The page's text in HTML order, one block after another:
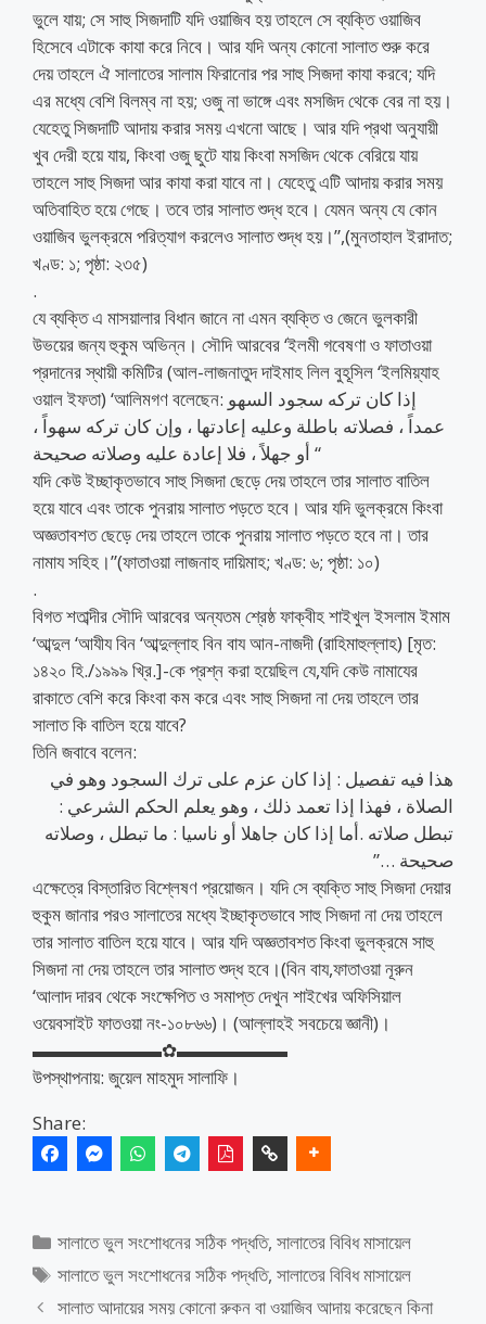
ভুলে যায়; সে সাহু সিজদাটি যদি ওয়াজিব হয় তাহলে সে ব্যক্তি ওয়াজিব
হিসেবে এটাকে কাযা করে নিবে। আর যদি অন্য কোনো সালাত শুরু করে
দেয় তাহলে ঐ সালাতের সালাম ফিরানোর পর সাহু সিজদা কাযা করবে; যদি
এর মধ্যে বেশি বিলম্ব না হয়; ওজু না ভাঙ্গে এবং মসজিদ থেকে বের না হয়।
যেহেতু সিজদাটি আদায় করার সময় এখনো আছে। আর যদি প্রথা অনুযায়ী
খুব দেরী হয়ে যায়, কিংবা ওজু ছুটে যায় কিংবা মসজিদ থেকে বেরিয়ে যায়
তাহলে সাহু সিজদা আর কাযা করা যাবে না। যেহেতু এটি আদায় করার সময়
অতিবাহিত হয়ে গেছে। তবে তার সালাত শুদ্ধ হবে। যেমন অন্য যে কোন
ওয়াজিব ভুলক্রমে পরিত্যাগ করলেও সালাত শুদ্ধ হয়।”,(মুনতাহাল ইরাদাত;
খণ্ড: ১; পৃষ্ঠা: ২৩৫)
.
যে ব্যক্তি এ মাসয়ালার বিধান জানে না এমন ব্যক্তি ও জেনে ভুলকারী
উভয়ের জন্য হুকুম অভিন্ন। সৌদি আরবের ‘ইলমী গবেষণা ও ফাতাওয়া
প্রদানের স্থায়ী কমিটির (আল-লাজনাতুদ দাইমাহ লিল বুহূসিল ‘ইলমিয়্যাহ
ওয়াল ইফতা) ‘আলিমগণ বলেছেন: إذا كان تركه سجود السهو
عمداً ، فصلاته باطلة وعليه إعادتها ، وإن كان تركه سهواً ،
أو جهلاً ، فلا إعادة عليه وصلاته صحيحة “
যদি কেউ ইচ্ছাকৃতভাবে সাহু সিজদা ছেড়ে দেয় তাহলে তার সালাত বাতিল
হয়ে যাবে এবং তাকে পুনরায় সালাত পড়তে হবে। আর যদি ভুলক্রমে কিংবা
অজ্ঞতাবশত ছেড়ে দেয় তাহলে তাকে পুনরায় সালাত পড়তে হবে না। তার
নামায সহিহ।”(ফাতাওয়া লাজনাহ দায়িমাহ; খণ্ড: ৬; পৃষ্ঠা: ১০)
.
বিগত শতাব্দীর সৌদি আরবের অন্যতম শ্রেষ্ঠ ফাক্বীহ শাইখুল ইসলাম ইমাম
‘আব্দুল ‘আযীয বিন ‘আব্দুল্লাহ বিন বায আন-নাজদী (রাহিমাহুল্লাহ) [মৃত:
১৪২০ হি./১৯৯৯ খ্রি.]-কে প্রশ্ন করা হয়েছিল যে,যদি কেউ নামাযের
রাকাতে বেশি করে কিংবা কম করে এবং সাহু সিজদা না দেয় তাহলে তার
সালাত কি বাতিল হয়ে যাবে?
তিনি জবাবে বলেন:
هذا فيه تفصيل : إذا كان عزم على ترك السجود وهو في
الصلاة ، فهذا إذا تعمد ذلك ، وهو يعلم الحكم الشرعي :
تبطل صلاته .أما إذا كان جاهلا أو ناسيا : ما تبطل ، وصلاته
صحيحة …”
এক্ষেত্রে বিস্তারিত বিশ্লেষণ প্রয়োজন। যদি সে ব্যক্তি সাহু সিজদা দেয়ার
হুকুম জানার পরও সালাতের মধ্যে ইচ্ছাকৃতভাবে সাহু সিজদা না দেয় তাহলে
তার সালাত বাতিল হয়ে যাবে। আর যদি অজ্ঞতাবশত কিংবা ভুলক্রমে সাহু
সিজদা না দেয় তাহলে তার সালাত শুদ্ধ হবে।(বিন বায,ফাতাওয়া নূরুন
‘আলাদ দারব থেকে সংক্ষেপিত ও সমাপ্ত দেখুন শাইখের অফিসিয়াল
ওয়েবসাইট ফাতওয়া নং-১০৮৬৬)। (আল্লাহই সবচেয়ে জ্ঞানী)।
▬▬▬▬▬▬▬✿▬▬▬▬▬▬
উপস্থাপনায়: জুয়েল মাহমুদ সালাফি।
Share:
Categories
সালাতে ভুল সংশোধনের সঠিক পদ্ধতি,সালাতের বিবিধ মাসায়েল
Tags
সালাতে ভুল সংশোধনের সঠিক পদ্ধতি,সালাতের বিবিধ মাসায়েল
সালাত আদায়ের সময় কোনো রুকন বা ওয়াজিব আদায় করেছেন কিনা